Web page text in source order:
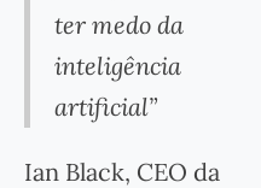
ter medo da
inteligência
artificial”
Ian Black, CEO da